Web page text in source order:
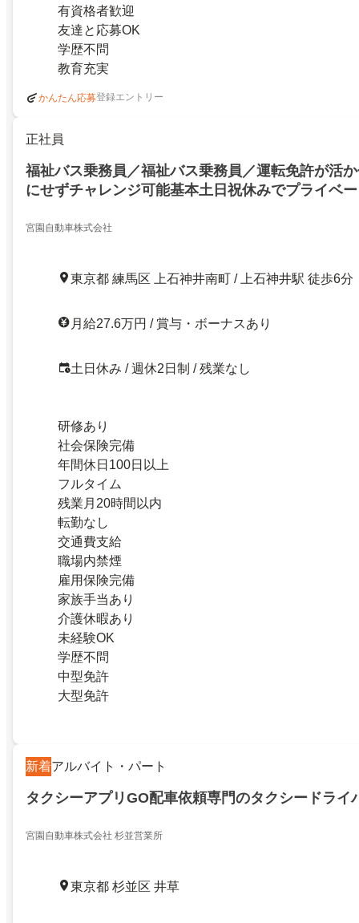
有資格者歓迎
友達と応募OK
学歴不問
教育充実
かんたん応募登録エントリー
正社員
福祉バス乗務員／福祉バス乗務員／運転免許が活
にせずチャレンジ可能基本土日祝休みでプライベ
宮園自動車株式会社
東京都 練馬区 上石神井南町 / 上石神井駅 徒歩6分
月給27.6万円 / 賞与・ボーナスあり
土日休み / 週休2日制 / 残業なし
研修あり
社会保険完備
年間休日100日以上
フルタイム
残業月20時間以内
転勤なし
交通費支給
職場内禁煙
雇用保険完備
家族手当あり
介護休暇あり
未経験OK
学歴不問
中型免許
大型免許
新着アルバイト・パート
タクシーアプリGO配車依頼専門のタクシードライ
宮園自動車株式会社 杉並営業所
東京都 杉並区 井草